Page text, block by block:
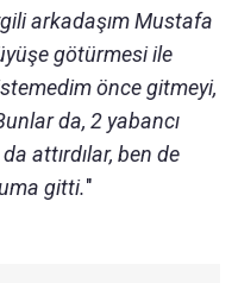
arkadaşım Mustafa
götürmesi ile
önce gitmeyi,
da, 2 yabancı
attırdılar, ben de
gitti."